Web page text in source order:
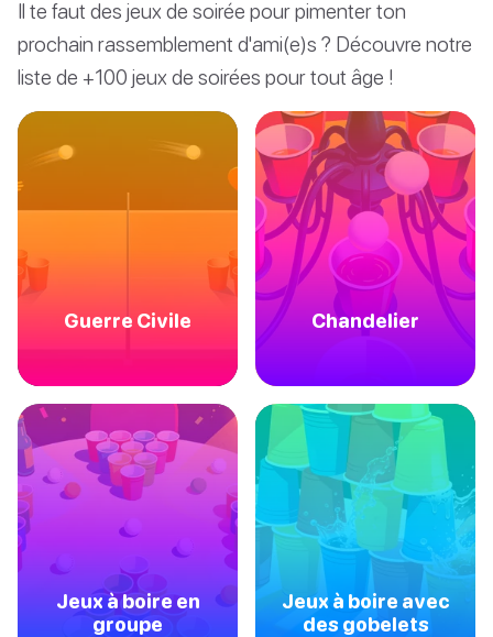
Il te faut des jeux de soirée pour pimenter ton
prochain rassemblement d'ami(e)s ? Découvre notre
liste de +100 jeux de soirées pour tout âge !
Guerre Civile Chandelier
Jeux à boire en
groupe
Jeux à boire avec
des gobelets